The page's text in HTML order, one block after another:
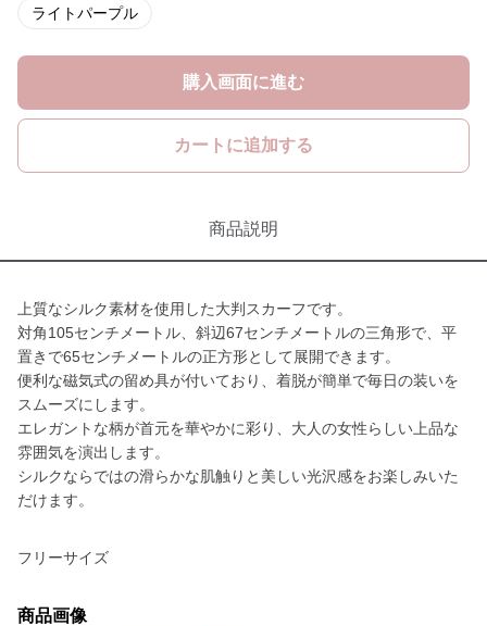
ライトパープル
購入画面に進む
カートに追加する
商品説明
上質なシルク素材を使用した大判スカーフです。
対角105センチメートル、斜辺67センチメートルの三角形で、平
置きで65センチメートルの正方形として展開できます。
便利な磁気式の留め具が付いており、着脱が簡単で毎日の装いを
スムーズにします。
エレガントな柄が首元を華やかに彩り、大人の女性らしい上品な
雰囲気を演出します。
シルクならではの滑らかな肌触りと美しい光沢感をお楽しみいた
だけます。
フリーサイズ
商品画像